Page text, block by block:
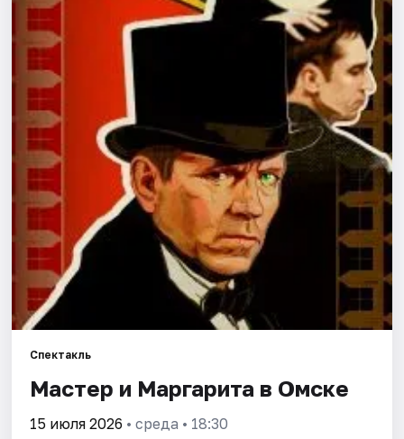
Города
Площадки
Артисты
Рейтинги
Спектакль
Мастер и Маргарита в Омске
15 июля 2026 • среда • 18:30